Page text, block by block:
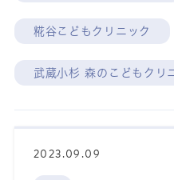
糀谷こどもクリニック
武蔵小杉 森のこどもクリ
2023.09.09